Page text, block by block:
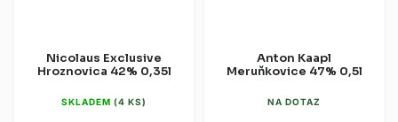
Nicolaus Exclusive
Hroznovica 42% 0,35l
SKLADEM (4 KS)
Anton Kaapl
Meruňkovice 47% 0,5l
NA DOTAZ